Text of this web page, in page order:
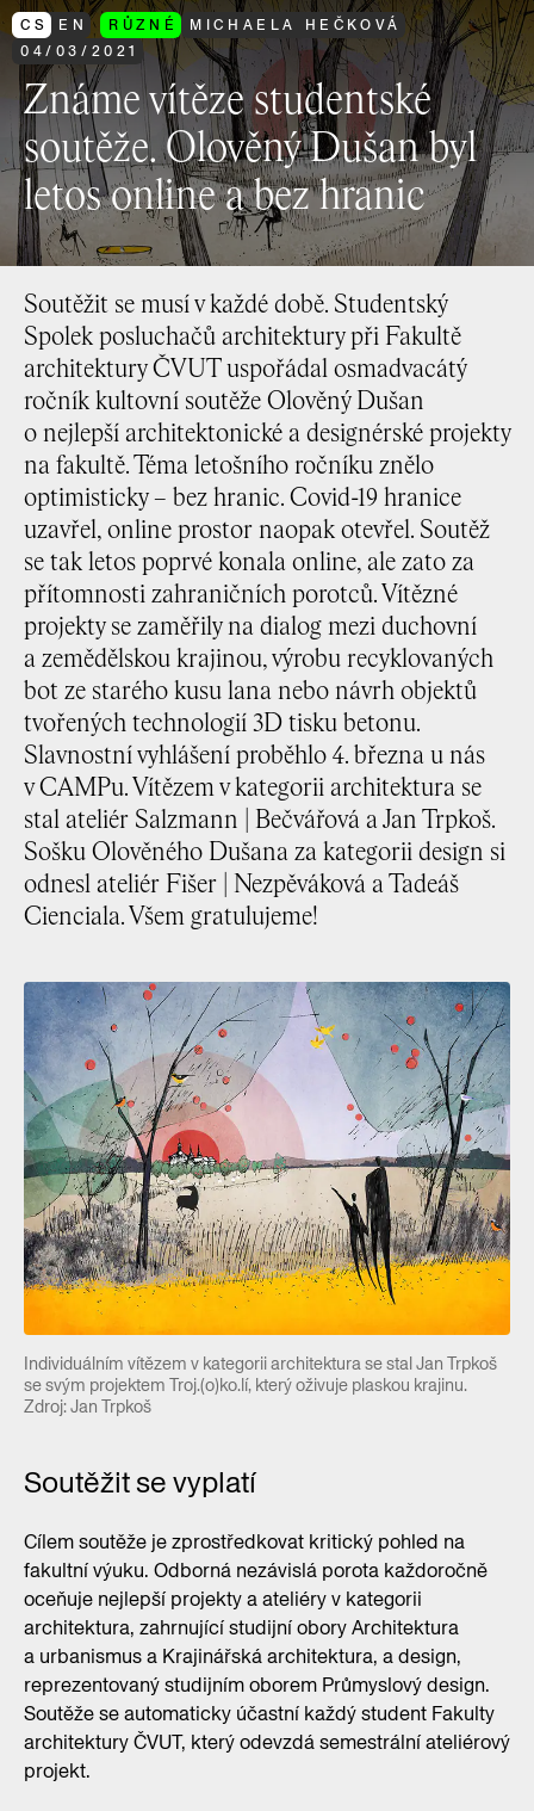
CS EN RŮZNÉ
MICHAELA HEČKOVÁ
04/ 03/ 2021
Známe vítěze studentské
soutěže. Olověný Dušan byl
letos online a bez hranic
Soutěžit se musí v každé době. Studentský
Spolek posluchačů architektury při Fakultě
architektury ČVUT uspořádal osmadvacátý
ročník kultovní soutěže Olověný Dušan
o nejlepší architektonické a designérské projekty
na fakultě. Téma letošního ročníku znělo
optimisticky – bez hranic. Covid-19 hranice
uzavřel, online prostor naopak otevřel. Soutěž
se tak letos poprvé konala online, ale zato za
přítomnosti zahraničních porotců. Vítězné
projekty se zaměřily na dialog mezi duchovní
a zemědělskou krajinou, výrobu recyklovaných
bot ze starého kusu lana nebo návrh objektů
tvořených technologií 3D tisku betonu.
Slavnostní vyhlášení proběhlo 4. března u nás
v CAMPu. Vítězem v kategorii architektura se
stal ateliér Salzmann | Bečvářová a Jan Trpkoš.
Sošku Olověného Dušana za kategorii design si
odnesl ateliér Fišer | Nezpěváková a Tadeáš
Cienciala. Všem gratulujeme!
Individuálním vítězem v kategorii architektura se stal Jan Trpkoš
se svým projektem Troj.(o)ko.lí, který oživuje plaskou krajinu.
Zdroj: Jan Trpkoš
Soutěžit se vyplatí
Cílem soutěže je zprostředkovat kritický pohled na
fakultní výuku. Odborná nezávislá porota každoročně
oceňuje nejlepší projekty a ateliéry v kategorii
architektura, zahrnující studijní obory Architektura
a urbanismus a Krajinářská architektura, a design,
reprezentovaný studijním oborem Průmyslový design.
Soutěže se automaticky účastní každý student Fakulty
architektury ČVUT, který odevzdá semestrální ateliérový
projekt.